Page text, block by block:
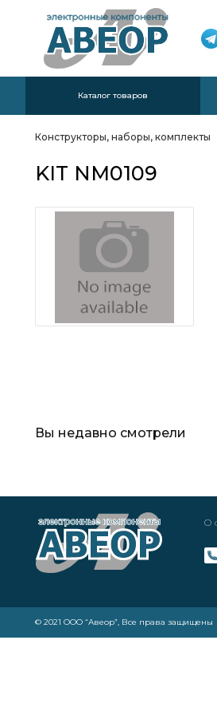
Каталог товаров
Конструкторы, наборы, комплекты
KIT NM0109
Вы недавно смотрели
О
© 2021 ООО “Авеор”, Все права защищены